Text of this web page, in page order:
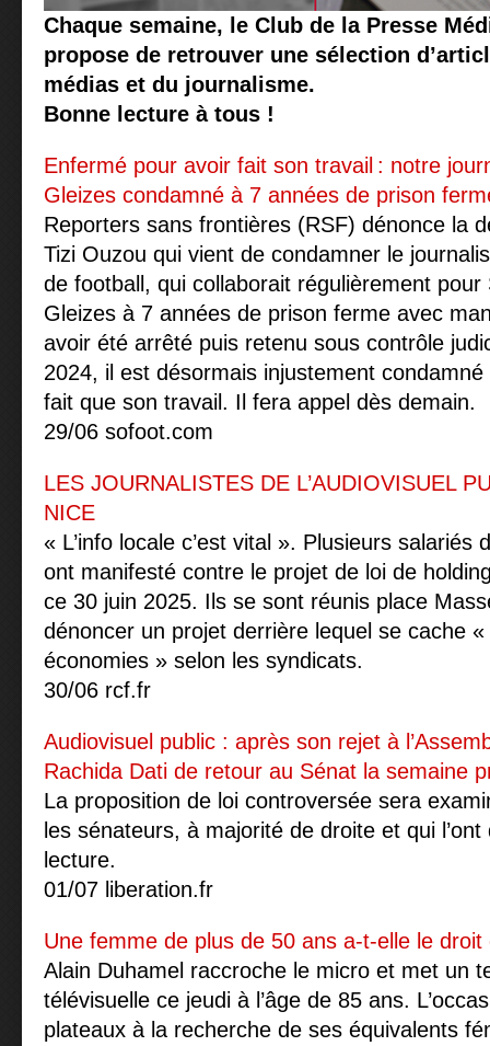
Chaque semaine, le Club de la Presse
propose de retrouver une sélection
médias et du journalisme.
Bonne lecture à tous !
Enfermé pour avoir fait son travail : notre
Gleizes condamné à 7 années de prison
Reporters sans frontières (RSF) dénonce la
Tizi Ouzou qui vient de condamner le
de football, qui collaborait régulièrement
Gleizes à 7 années de prison ferme avec
avoir été arrêté puis retenu sous contrôle
2024, il est désormais injustement condamné
fait que son travail. Il fera appel dès demain.
29/06 sofoot.com
LES JOURNALISTES DE L’AUDIOVISUEL
NICE
« L’info locale c’est vital ». Plusieurs salariés
ont manifesté contre le projet de loi de
ce 30 juin 2025. Ils se sont réunis place
dénoncer un projet derrière lequel se cache
économies » selon les syndicats.
30/06 rcf.fr
Audiovisuel public : après son rejet à
Rachida Dati de retour au Sénat la semaine
La proposition de loi controversée sera
les sénateurs, à majorité de droite et qui
lecture.
01/07 liberation.fr
Une femme de plus de 50 ans a-t-elle le droit
Alain Duhamel raccroche le micro et met un
télévisuelle ce jeudi à l’âge de 85 ans.
plateaux à la recherche de ses équivalents